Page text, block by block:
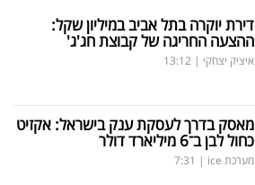
דירת יוקרה בתל אביב במיליון שקל:
ההצעה החריגה של קבוצת חג'ג'
איציק יצחקי |
13:12
מאסק בדרך לעסקת ענק בישראל: אקזיט
כחול לבן ב־6 מיליארד דולר
מערכת ice |
7:31